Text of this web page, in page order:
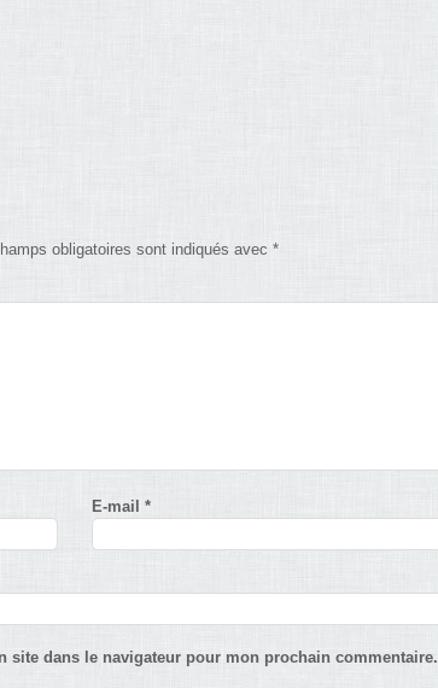
obligatoires sont indiqués avec *
E-mail *
site dans le navigateur pour mon prochain commentaire.